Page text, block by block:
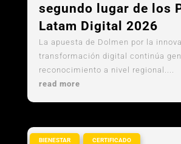
segundo lugar de los
Latam Digital 2026
La apuesta de Dolmen por la
transformación digital continúa
reconocimiento a nivel regional....
read more
BIENESTAR CERTIFICADO